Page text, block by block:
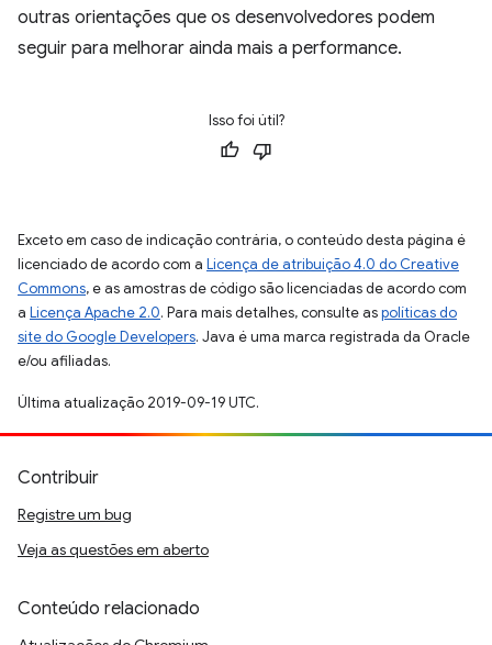
outras orientações que os desenvolvedores podem
seguir para melhorar ainda mais a performance.
Isso foi útil?
Exceto em caso de indicação contrária, o conteúdo desta página é
licenciado de acordo com a Licença de atribuição 4.0 do Creative
Commons, e as amostras de código são licenciadas de acordo com
a Licença Apache 2.0. Para mais detalhes, consulte aspolíticas do
site do Google Developers. Java é uma marca registrada da Oracle
e/ou afiliadas.
Última atualização 2019-09-19 UTC.
Contribuir
Registre um bug
Veja as questões em aberto
Conteúdo relacionado